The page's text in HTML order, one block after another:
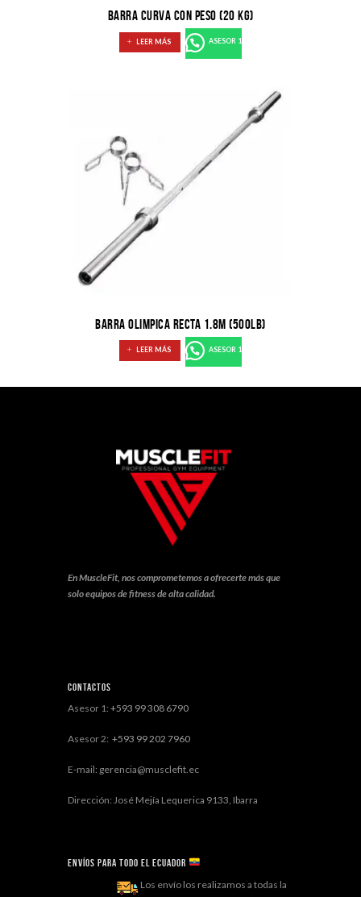
BARRA CURVA CON PESO (20 KG)
LEER MÁS ASESOR 1
BARRA OLIMPICA RECTA 1.8M (500LB)
LEER MÁS ASESOR 1
En MuscleFit, nos comprometemos a ofrecerte más que
solo equipos de fitness de alta calidad.
Contactos
Asesor 1: +593 99 308 6790
Asesor 2: +593 99 202 7960
E-mail: gerencia@musclefit.ec
Dirección: José Mejía Lequerica 9133, Ibarra
Envíos para todo el ECUADOR
Los envío los realizamos a todas la